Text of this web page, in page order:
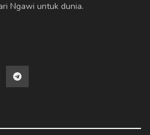
Ngawi untuk dunia.